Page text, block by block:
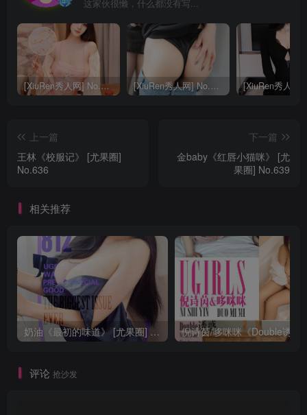
这家伙很懒，什么都没有写...
[XiuRen秀人网] No.9040 蛋蛋宝 妩媚美腿 [XiuRen秀人网] No.8668 模特合集
上一篇
王林《校服记》 [尤果圈]
No.636
下一篇
金baby《红唇小猫咪》 [尤
果圈] No.639
相关推荐
奶油《最初的味道》 [尤果圈] No.812
评论 抢沙发